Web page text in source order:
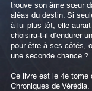
trouve son âme sœur
aléas du destin. Si
à lui plus tôt, elle
choisira-t-il d’endurer
pour être à ses côtés,
une seconde chance ?
Ce livre est le 4e tome
Chroniques de